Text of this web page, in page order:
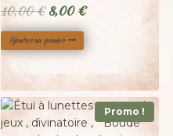
10,00€ Le
prix
initial
8,00€Le
prix
actuel
8,00 €.
Ajouter au panier
Promo !